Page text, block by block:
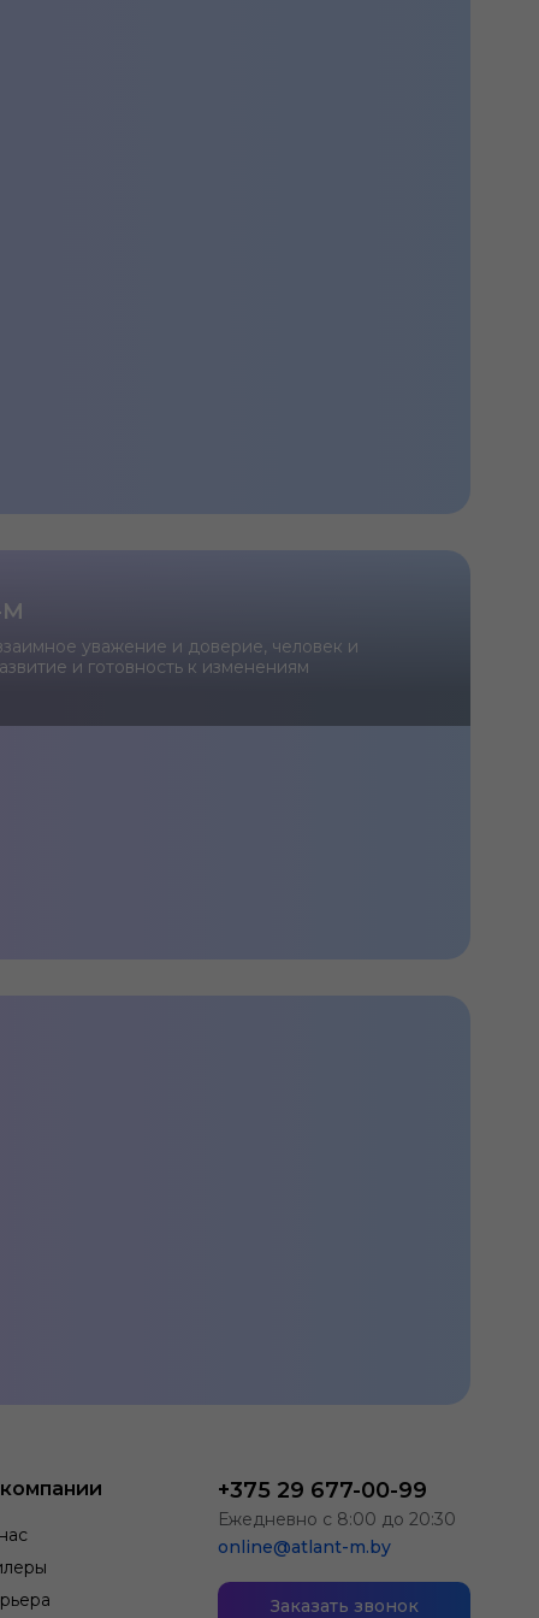
опыт и экспертизу, мы помогаем
М
уважение и доверие, человек и
и готовность к изменениям
+375 29 677-00-99
Ежедневно с 8:00 до 20:30
online@atlant-m.by
Заказать звонок